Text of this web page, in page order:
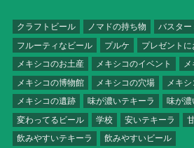
クラフトビール ノマドの持ち物 バスター
フルーティなビール
プルケ
プレゼント
メキシコのお土産
メキシコのイベント
メキシコの博物館
メキシコの穴場
メキ
メキシコの遺跡
味が濃いテキーラ
味が濃
変わってるビール
学校 安いテキーラ
飲みやすいテキーラ
飲みやすいビール